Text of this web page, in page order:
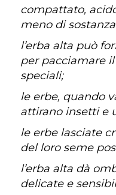
compattato,
meno di
l’erba alta può
per pacciamare
speciali;
le erbe, quando
attirano insetti e
le erbe lasciate
del loro seme
l’erba alta dà
delicate e